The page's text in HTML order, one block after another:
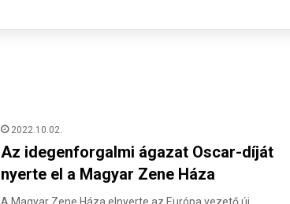
2022.10.02.
Az idegenforgalmi ágazat Oscar-díját
nyerte el a Magyar Zene Háza